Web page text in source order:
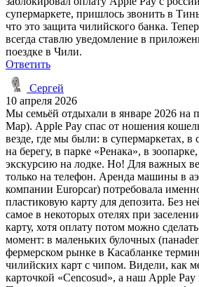
супермаркете, пришлось звонить в
что это защита чилийского банка.
всегда ставлю уведомление в
поездке в Чили.
Ответить
Сергей
10 апреля 2026
Мы семьёй отдыхали в январе 2026 на
Мар). Apple Pay спас от ношения
везде, где мы были: в супермаркетах, в
на берегу, в парке «Ренака», в
экскурсию на лодке. Но! Для важных
только на телефон. Аренда машины в
компании Europcar) потребовала
пластиковую карту для депозита. Без
самое в некоторых отелях при
карту, хотя оплату потом можно
момент: в маленьких булочных
фермерском рынке в Касабланке
чилийских карт с чипом. Видели, как
карточкой «Cencosud», а наш Apple Pay